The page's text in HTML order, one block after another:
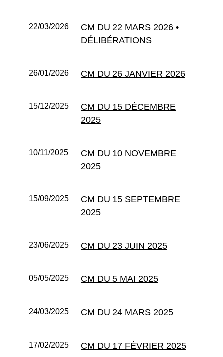
22/03/2026
CM DU 22 MARS 2026 •
DÉLIBÉRATIONS
26/01/2026 CM DU 26 JANVIER 2026
15/12/2025
CM DU 15 DÉCEMBRE
2025
10/11/2025
CM DU 10 NOVEMBRE
2025
15/09/2025
CM DU 15 SEPTEMBRE
2025
23/06/2025 CM DU 23 JUIN 2025
05/05/2025 CM DU 5 MAI 2025
24/03/2025 CM DU 24 MARS 2025
17/02/2025 CM DU 17 FÉVRIER 2025